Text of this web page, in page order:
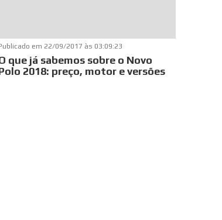
em 22/09/2017 às 03:09:23
que já sabemos sobre o Novo
2018: preço, motor e versões